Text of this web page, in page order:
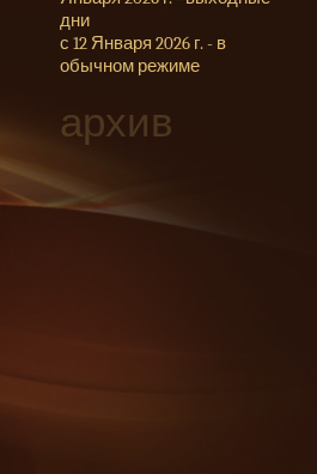
дни
с 12 Января 2026 г. - в
обычном режиме
архив